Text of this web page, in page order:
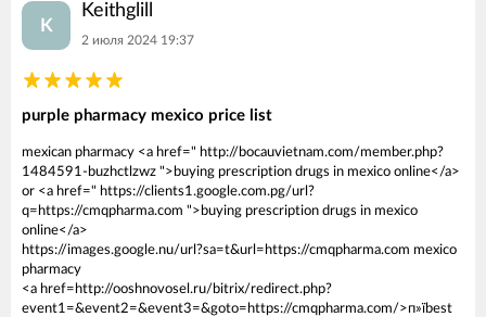
K
Keithglill
2 июля 2024 19:37
purple pharmacy mexico price list
mexican pharmacy <a href=" http://bocauvietnam.com/member.php?
1484591-buzhctlzwz ">buying prescription drugs in mexico online</a>
or <a href=" https://clients1.google.com.pg/url?
q=https://cmqpharma.com ">buying prescription drugs in mexico
online</a>
https://images.google.nu/url?sa=t&url=https://cmqpharma.com mexico
pharmacy
<a href=http://ooshnovosel.ru/bitrix/redirect.php?
event1=&event2=&event3=&goto=https://cmqpharma.com/>п»їbest